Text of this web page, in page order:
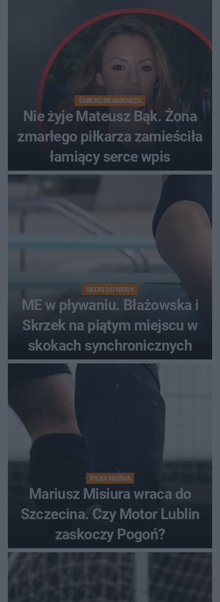
ŚMIERĆ BRAMKARZA
Nie żyje Mateusz Bąk. Żona
zmarłego piłkarza zamieściła
łamiący serce wpis
SKOKI DO WODY
ME w pływaniu. Błażowska i
Skrzek na piątym miejscu w
skokach synchronicznych
PIŁKA NOŻNA
Mariusz Misiura wraca do
Szczecina. Czy Motor Lublin
zaskoczy Pogoń?